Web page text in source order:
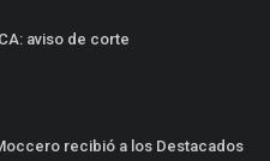
aviso de corte
recibió a los Destacados